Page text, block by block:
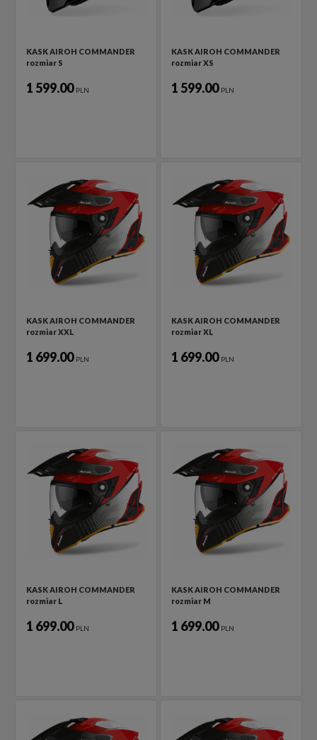
KASK AIROH COMMANDER
rozmiar S
1 599.00 PLN
KASK AIROH COMMANDER
rozmiar XS
1 599.00 PLN
KASK AIROH COMMANDER
rozmiar XXL
1 699.00 PLN
KASK AIROH COMMANDER
rozmiar XL
1 699.00 PLN
KASK AIROH COMMANDER
rozmiar L
1 699.00 PLN
KASK AIROH COMMANDER
rozmiar M
1 699.00 PLN